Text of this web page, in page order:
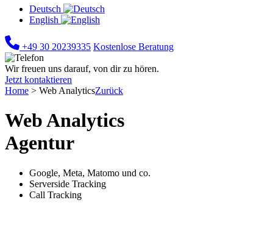
Deutsch
English
+49 30 20239335 Kostenlose Beratung
Wir freuen uns darauf, von dir zu hören.
Jetzt kontaktieren
Home > Web AnalyticsZurück
Web Analytics
Agentur
Google, Meta, Matomo und co.
Serverside Tracking
Call Tracking